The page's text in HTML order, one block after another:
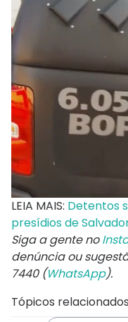
LEIA MAIS: Detentos
presídios de
Siga a gente no
denúncia ou
7440 (WhatsApp).
Tópicos relacionados